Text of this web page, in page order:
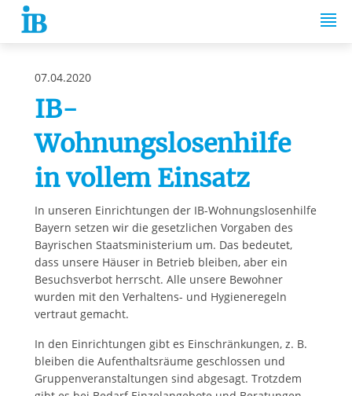
Springe zum Inhalt
07.04.2020
IB-
Wohnungslosenhilfe
in vollem Einsatz
In unseren Einrichtungen der IB-Wohnungslosenhilfe
Bayern setzen wir die gesetzlichen Vorgaben des
Bayrischen Staatsministerium um. Das bedeutet,
dass unsere Häuser in Betrieb bleiben, aber ein
Besuchsverbot herrscht. Alle unsere Bewohner
wurden mit den Verhaltens- und Hygieneregeln
vertraut gemacht.
In den Einrichtungen gibt es Einschränkungen, z. B.
bleiben die Aufenthaltsräume geschlossen und
Gruppenveranstaltungen sind abgesagt. Trotzdem